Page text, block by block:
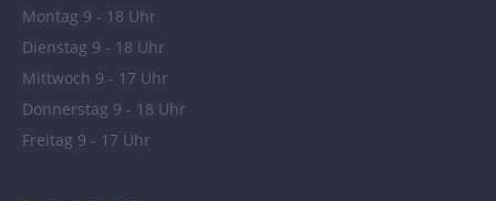
Montag 9 - 18 Uhr
Dienstag 9 - 18 Uhr
Mittwoch 9 - 17 Uhr
Donnerstag 9 - 18 Uhr
Freitag 9 - 17 Uhr